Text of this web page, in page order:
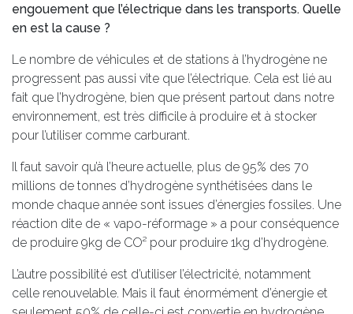
engouement que l’électrique dans les transports. Quelle
en est la cause ?
Le nombre de véhicules et de stations à l’hydrogène ne
progressent pas aussi vite que l’électrique. Cela est lié au
fait que l’hydrogène, bien que présent partout dans notre
environnement, est très difficile à produire et à stocker
pour l’utiliser comme carburant.
Il faut savoir qu’à l’heure actuelle, plus de 95% des 70
millions de tonnes d’hydrogène synthétisées dans le
monde chaque année sont issues d’énergies fossiles. Une
réaction dite de « vapo-réformage » a pour conséquence
de produire 9kg de CO² pour produire 1kg d’hydrogène.
L’autre possibilité est d’utiliser l’électricité, notamment
celle renouvelable. Mais il faut énormément d’énergie et